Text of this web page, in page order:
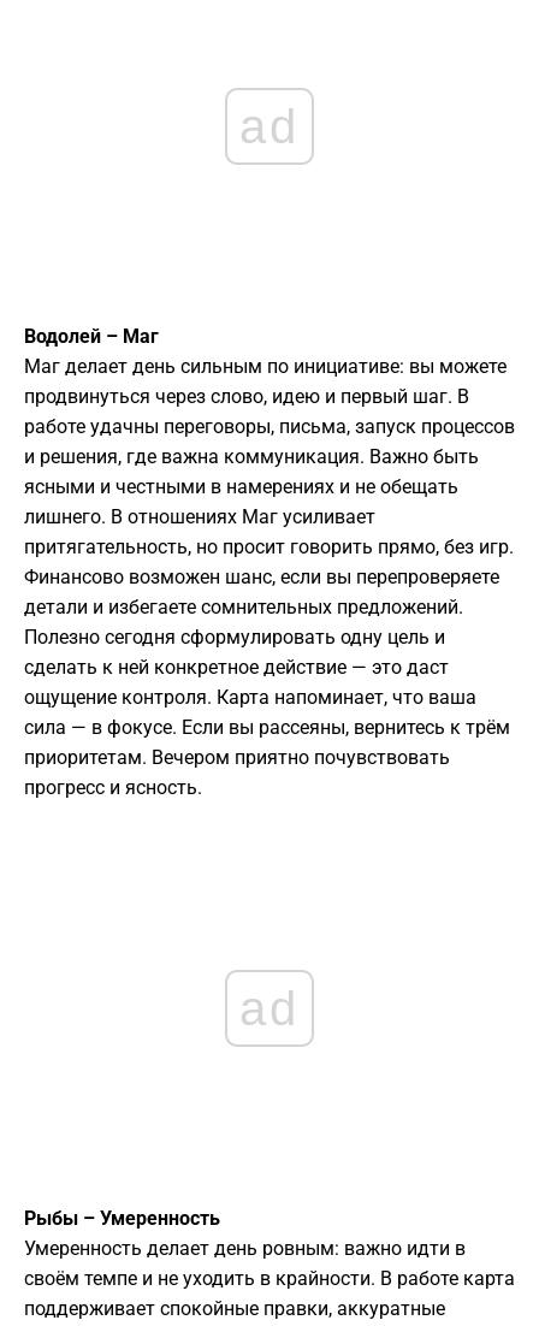
ad
Водолей – Маг
Маг делает день сильным по инициативе: вы можете
продвинуться через слово, идею и первый шаг. В
работе удачны переговоры, письма, запуск процессов
и решения, где важна коммуникация. Важно быть
ясными и честными в намерениях и не обещать
лишнего. В отношениях Маг усиливает
притягательность, но просит говорить прямо, без игр.
Финансово возможен шанс, если вы перепроверяете
детали и избегаете сомнительных предложений.
Полезно сегодня сформулировать одну цель и
сделать к ней конкретное действие — это даст
ощущение контроля. Карта напоминает, что ваша
сила — в фокусе. Если вы рассеяны, вернитесь к трём
приоритетам. Вечером приятно почувствовать
прогресс и ясность.
ad
Рыбы – Умеренность
Умеренность делает день ровным: важно идти в
своём темпе и не уходить в крайности. В работе карта
поддерживает спокойные правки, аккуратные